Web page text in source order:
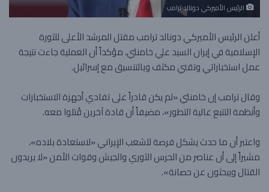
الرئيس الأميركي دونالد ترامب
أعلن الرئيس الأميركي دونالد ترامب مقتل المرشد الأعلى للثورة
الإسلامية في إيران السيد علي خامنئي، مؤكداً أن العملية جاءت نتيجة
عمل استخباراتي وتقني مكثف وبالتنسيق مع إسرائيل.
وقال ترامب إن خامنئي «لم يكن قادراً على تفادي أجهزة الاستخبارات
وأنظمة التتبع عالية التطور»، مضيفاً أن قادة آخرين قُتلوا معه.
واعتبر أن ما حدث يشكل فرصة للشعب الإيراني «لاستعادة بلاده»،
مشيراً إلى أن عناصر من الحرس الثوري والجيش وقوات الأمن «لا يريدون
القتال ويبحثون عن حصانة».